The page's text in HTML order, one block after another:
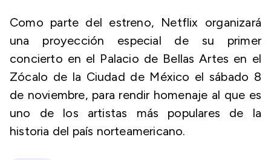
Como parte del estreno, Netflix organizará
una proyección especial de su primer
concierto en el Palacio de Bellas Artes en el
Zócalo de la Ciudad de México el sábado 8
de noviembre, para rendir homenaje al que es
uno de los artistas más populares de la
historia del país norteamericano.